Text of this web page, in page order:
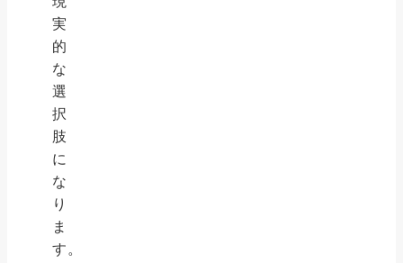
実
的
な
選
択
肢
に
な
り
ま
す。